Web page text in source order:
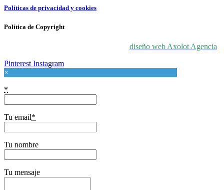
Políticas de privacidad y cookies
Política de Copyright
diseño web Axolot Agencia
Pinterest Instagram
×
*
Tu email*
Tu nombre
Tu mensaje